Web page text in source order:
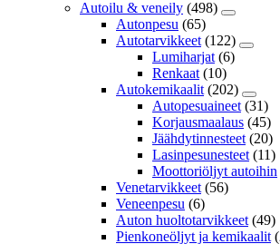
Autoilu & veneily (498)
Autonpesu (65)
Autotarvikkeet (122)
Lumiharjat (6)
Renkaat (10)
Autokemikaalit (202)
Autopesuaineet (31)
Korjausmaalaus (45)
Jäähdytinnesteet (20)
Lasinpesunesteet (11)
Moottoriöljyt autoihin
Venetarvikkeet (56)
Veneenpesu (6)
Auton huoltotarvikkeet (49)
Pienkoneöljyt ja kemikaalit